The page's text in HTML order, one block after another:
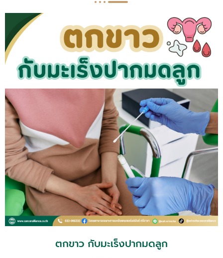
ตกขาว กับมะเร็งปากมดลูก